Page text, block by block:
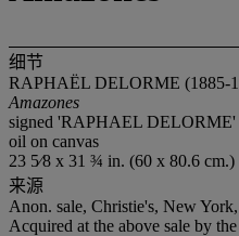
细节
RAPHAËL DELORME (1885-
Amazones
signed 'RAPHAEL DELORME'
oil on canvas
23 5⁄8 x 31 ¾ in. (60 x 80.6 cm.)
来源
Anon. sale, Christie's, New
Acquired at the above sale by